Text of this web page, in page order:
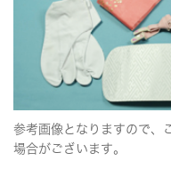
参考画像となりますので、
場合がございます。